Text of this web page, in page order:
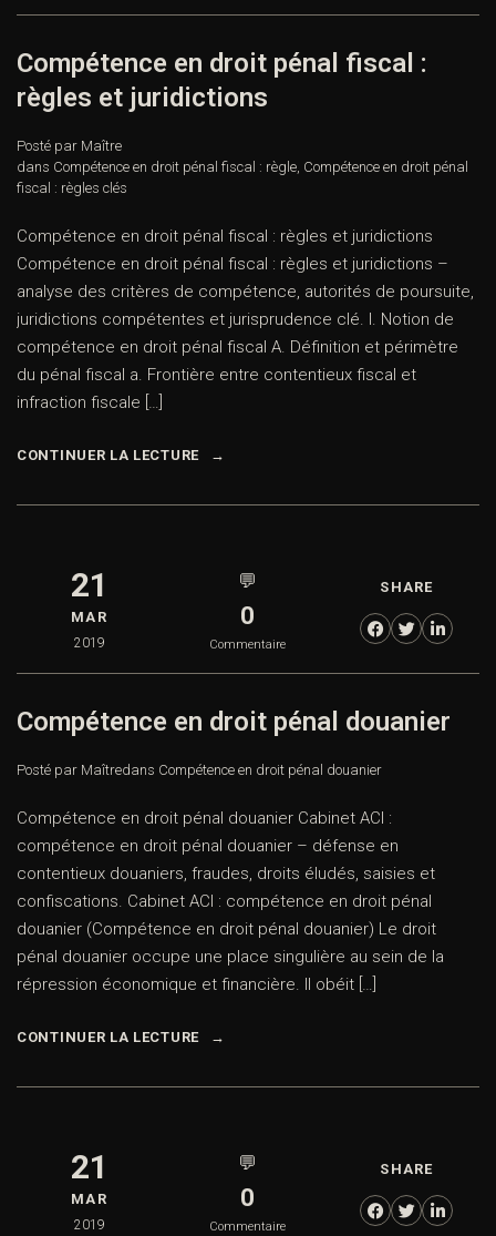
Compétence en droit pénal fiscal :
règles et juridictions
Posté par Maître
dans Compétence en droit pénal fiscal : règle, Compétence en droit pénal
fiscal : règles clés
Compétence en droit pénal fiscal : règles et juridictions
Compétence en droit pénal fiscal : règles et juridictions –
analyse des critères de compétence, autorités de poursuite,
juridictions compétentes et jurisprudence clé. I. Notion de
compétence en droit pénal fiscal A. Définition et périmètre
du pénal fiscal a. Frontière entre contentieux fiscal et
infraction fiscale […]
CONTINUER LA LECTURE
21
MAR
2019
💬
0
Commentaire
SHARE
Compétence en droit pénal douanier
Posté par Maîtredans Compétence en droit pénal douanier
Compétence en droit pénal douanier Cabinet ACI :
compétence en droit pénal douanier – défense en
contentieux douaniers, fraudes, droits éludés, saisies et
confiscations. Cabinet ACI : compétence en droit pénal
douanier (Compétence en droit pénal douanier) Le droit
pénal douanier occupe une place singulière au sein de la
répression économique et financière. Il obéit […]
CONTINUER LA LECTURE
21
MAR
2019
💬
0
Commentaire
SHARE